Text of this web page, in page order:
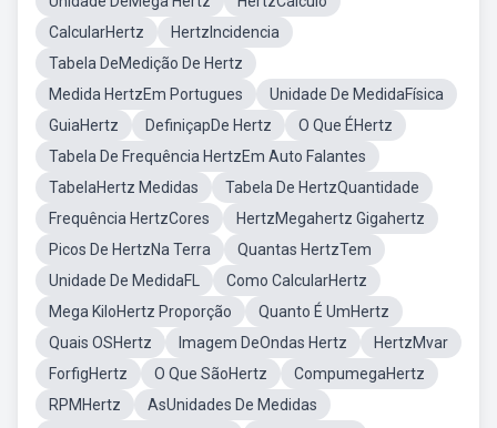
CalcularHertz
HertzIncidencia
Tabela DeMedição De Hertz
Medida HertzEm Portugues
Unidade De MedidaFísica
GuiaHertz
DefiniçapDe Hertz
O Que ÉHertz
Tabela De Frequência HertzEm Auto Falantes
TabelaHertz Medidas
Tabela De HertzQuantidade
Frequência HertzCores
HertzMegahertz Gigahertz
Picos De HertzNa Terra
Quantas HertzTem
Unidade De MedidaFL
Como CalcularHertz
Mega KiloHertz Proporção
Quanto É UmHertz
Quais OSHertz
Imagem DeOndas Hertz
HertzMvar
ForfigHertz
O Que SãoHertz
CompumegaHertz
RPMHertz
AsUnidades De Medidas